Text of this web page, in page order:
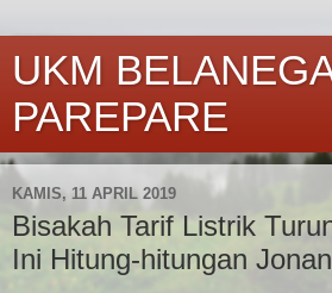
UKM
PAREPARE
KAMIS, 11 APRIL 2019
Bisakah Tarif Listrik
Ini Hitung-hitungan